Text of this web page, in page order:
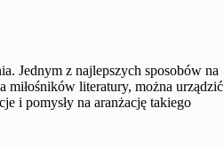
Jednym z najlepszych sposobów na
miłośników literatury, można urządzić
i pomysły na aranżację takiego